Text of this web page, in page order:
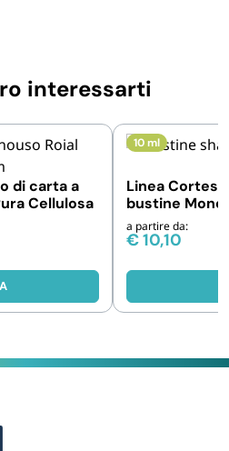
interessarti
di carta a
Cellulosa
10 ml
Linea
bustine
a partire da:
€10,10